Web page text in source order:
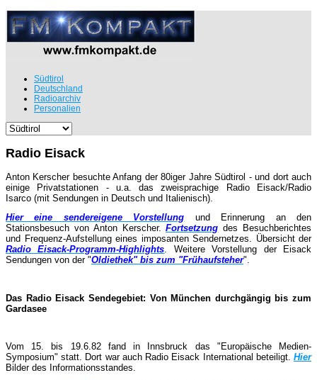
Südtirol
Deutschland
Radioarchiv
Personalien
Radio Eisack
Anton Kerscher besuchte Anfang der 80iger Jahre Südtirol - und dort auch
einige Privatstationen - u.a. das zweisprachige Radio Eisack/Radio
Isarco (mit Sendungen in Deutsch und Italienisch).
Hier eine sendereigene Vorstellung und Erinnerung an den
Stationsbesuch von Anton Kerscher.Fortsetzung des Besuchberichtes
und Frequenz-Aufstellung eines imposanten Sendernetzes. Übersicht der
Radio Eisack-Programm-Highlights . Weitere Vorstellung der Eisack
Sendungen von der "Oldiethek" bis zum "Frühaufsteher".
Das Radio Eisack Sendegebiet: Von München durchgängig bis zum
Gardasee
Vom 15. bis 19.6.82 fand in Innsbruck das "Europäische Medien-
Symposium" statt. Dort war auch Radio Eisack International beteiligt. Hier
Bilder des Informationsstandes.